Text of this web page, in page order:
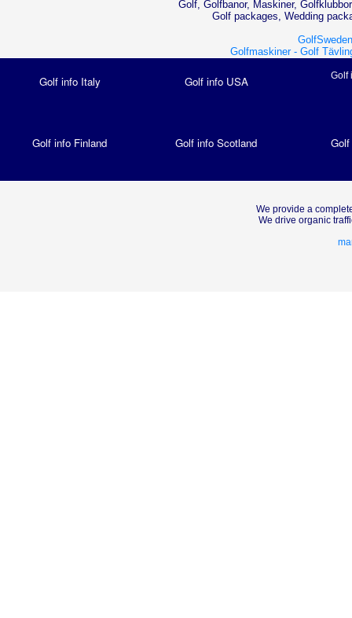
Golf, Golfbanor, Maskiner,
Golf packages, Wedding
Golfmaskiner - Golf
Golf info Italy Golf info USA Golf
Golf info Finland Golf info Scotland
We provide a
We drive organic